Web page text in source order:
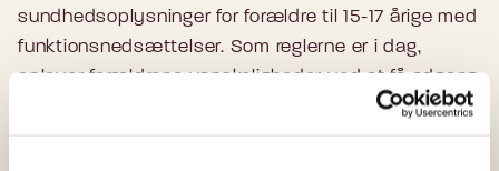
sundhedsoplysninger for forældre til 15-17 årige med
funktionsnedsættelser. Som reglerne er i dag,
oplever forældrene vanskeligheder ved at få adgang
til digitale oplysninger om barnet efter dets fyldte